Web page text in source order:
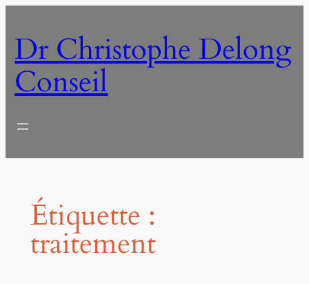
contenu
Dr Christophe Delong
Conseil
Étiquette :
traitement